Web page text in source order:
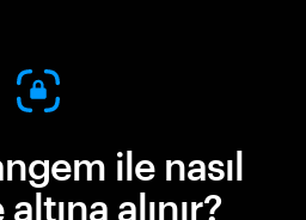
ile nasıl
alınır?